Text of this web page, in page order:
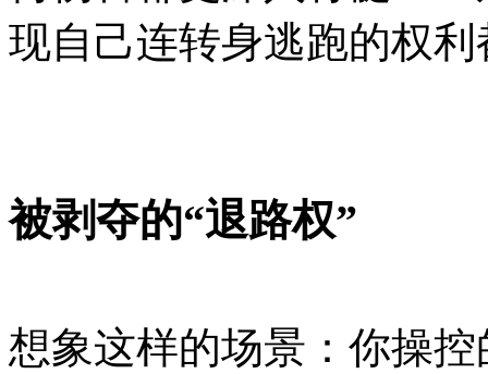
现自己连转身逃跑的权
被剥夺的“退路权”
想象这样的场景：你操